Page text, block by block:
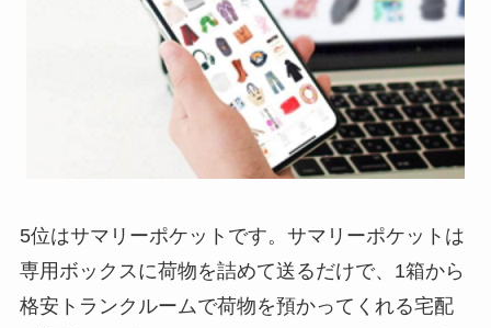
5位はサマリーポケットです。サマリーポケットは
専用ボックスに荷物を詰めて送るだけで、1箱から
格安トランクルームで荷物を預かってくれる宅配